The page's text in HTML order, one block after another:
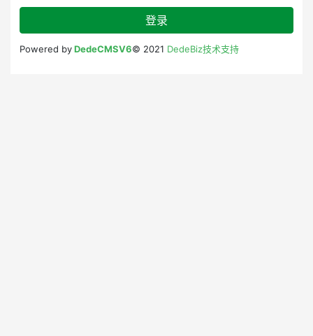
登录
Powered byDedeCMSV6© 2021 DedeBiz技术支持